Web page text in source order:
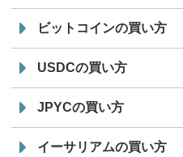
ビットコインの買い方
USDCの買い方
JPYCの買い方
イーサリアムの買い方